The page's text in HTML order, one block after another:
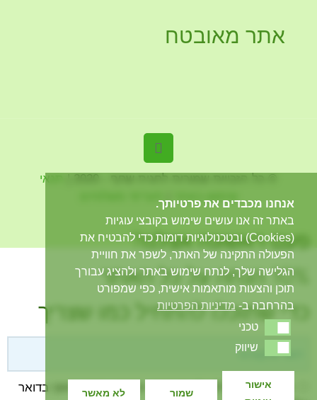
אתר מאובטח
© כל הזכויות שמורות לחגית שחף - 2020 |
תנאי
ייעוץ אישי
אנחנו מכבדים את פרטיותך.
באתר זה אנו עושים שימוש בקובצי עוגיות
(Cookies) ובטכנולוגיות דומות כדי להבטיח את
הפעולה התקינה של האתר, לשפר את חוויית
הגלישה שלך, לנתח שימוש באתר ולהציג עבורך
תוכן והצעות מותאמות אישית, כפי שמפורט
בהרחבה ב- מדיניות הפרטיות
טכני
שיווק
לא מאשר שמור
אישור
פעם ראשונה אצלנו?
10% הנחה על כל האתר
כדי שתוכלו להתחיל כמו שצריך
אני מסכימ/ה לקבל את פרטי המבצע ותוכן שיווקי בדואר